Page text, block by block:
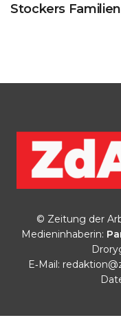
Stockers
© Zeitung der
Medieninhaberin:
E‑Mail: